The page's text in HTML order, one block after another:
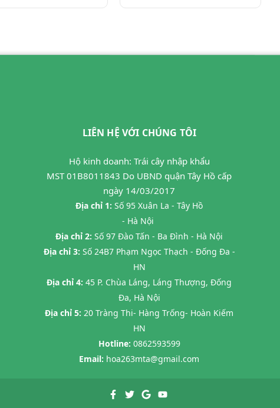
LIÊN HỆ VỚI CHÚNG TÔI
Hộ kinh doanh: Trái cây nhập khẩu
MST 01B8011843 Do UBND quận Tây Hồ cấp
ngày 14/03/2017
Địa chỉ 1: Số 95 Xuân La - Tây Hồ
- Hà Nội
Địa chỉ 2: Số 97 Đào Tấn - Ba Đình - Hà Nội
Địa chỉ 3: Số 24B7 Phạm Ngọc Thạch - Đống Đa -
HN
Địa chỉ 4: 45 P. Chùa Láng, Láng Thượng, Đống
Đa, Hà Nội
Địa chỉ 5: 20 Tràng Thi- Hàng Trống- Hoàn Kiếm
HN
Hotline: 0862593599
Email: hoa263mta@gmail.com